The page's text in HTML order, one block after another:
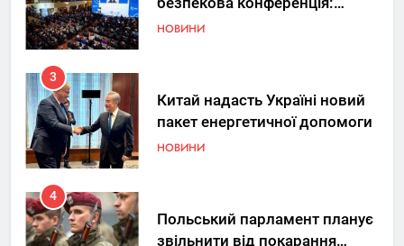
Україна знову у фокусі світу
НОВИНИ
3
Китай надасть Україні новий
пакет енергетичної допомоги
НОВИНИ
4
Польський парламент планує
звільнити від покарання